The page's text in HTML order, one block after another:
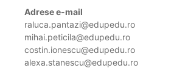
Adrese e-mail
raluca.pantazi@edupedu.ro
mihai.peticila@edupedu.ro
costin.ionescu@edupedu.ro
alexa.stanescu@edupedu.ro